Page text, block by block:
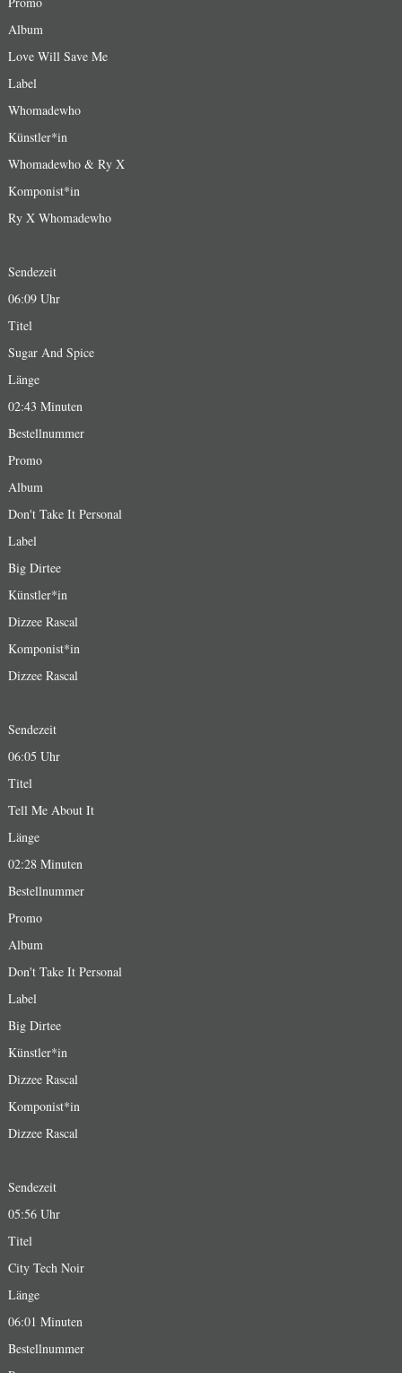
Album
Love Will Save Me
Label
Whomadewho
Künstler*in
Whomadewho & Ry X
Komponist*in
Ry X Whomadewho
Sendezeit
06:09 Uhr
Titel
Sugar And Spice
Länge
02:43 Minuten
Bestellnummer
Promo
Album
Don't Take It Personal
Label
Big Dirtee
Künstler*in
Dizzee Rascal
Komponist*in
Dizzee Rascal
Sendezeit
06:05 Uhr
Titel
Tell Me About It
Länge
02:28 Minuten
Bestellnummer
Promo
Album
Don't Take It Personal
Label
Big Dirtee
Künstler*in
Dizzee Rascal
Komponist*in
Dizzee Rascal
Sendezeit
05:56 Uhr
Titel
City Tech Noir
Länge
06:01 Minuten
Bestellnummer